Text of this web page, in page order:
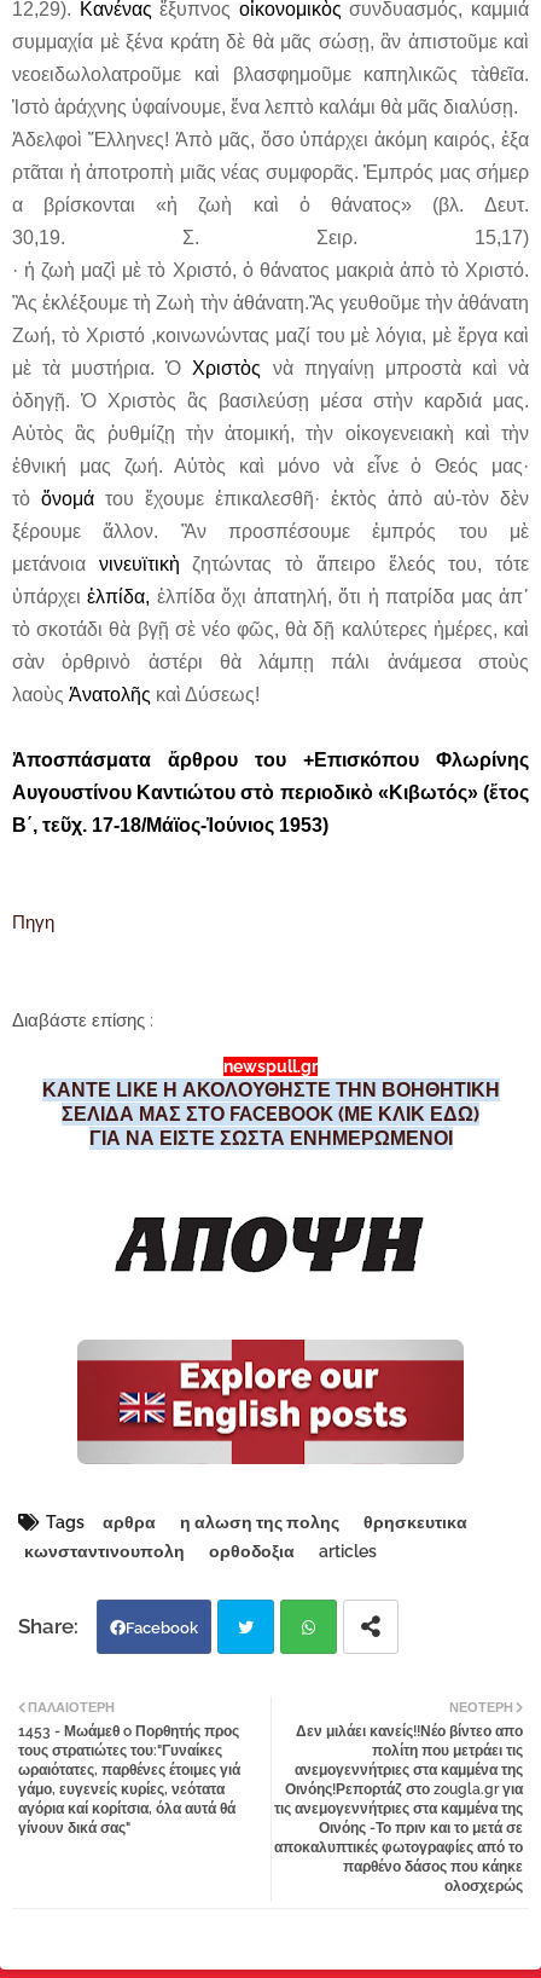
12,29). Κανένας ἔξυπνος οἰκονομικὸς συνδυασμός, καμμιά
συμμαχία μὲ ξένα κράτη δὲ θὰ μᾶς σώσῃ, ἂν ἀπιστοῦμε καὶ
νεοειδωλολατροῦμε καὶ βλασφημοῦμε καπηλικῶς τὰθεῖα.
Ἱστὸ ἀράχνης ὑφαίνουμε, ἕνα λεπτὸ καλάμι θὰ μᾶς διαλύσῃ.
Ἀδελφοὶ Ἕλληνες! Ἀπὸ μᾶς, ὅσο ὑπάρχει ἀκόμη καιρός, ἐξα
ρτᾶται ἡ ἀποτροπὴ μιᾶς νέας συμφορᾶς. Ἐμπρός μας σήμερ
α
βρίσκονται «ἡ ζωὴ καὶ ὁ θάνατος» (βλ. Δευτ.
30,19. Σ. Σειρ. 15,17)
· ἡ ζωὴ μαζὶ μὲ τὸ Χριστό, ὁ θάνατος μακριὰ ἀπὸ τὸ Χριστό.
Ἂς ἐκλέξουμε τὴ Ζωὴ τὴν ἀθάνατη.Ἂς γευθοῦμε τὴν ἀθάνατη
Ζωή, τὸ Χριστό ,κοινωνώντας μαζί του μὲ λόγια, μὲ ἔργα καὶ
μὲ τὰ μυστήρια. Ὁ Χριστὸς νὰ πηγαίνῃ μπροστὰ καὶ νὰ
ὁδηγῇ. Ὁ Χριστὸς ἂς βασιλεύσῃ μέσα στὴν καρδιά μας.
Αὐτὸς ἂς ῥυθμίζῃ τὴν ἀτομική, τὴν οἰκογενειακὴ καὶ τὴν
ἐθνική μας ζωή. Αὐτὸς καὶ μόνο νὰ εἶνε ὁ Θεός μας·
τὸ ὄνομά του ἔχουμε ἐπικαλεσθῆ· ἐκτὸς ἀπὸ αὐ-τὸν δὲν
ξέρουμε ἄλλον. Ἂν προσπέσουμε ἐμπρός του μὲ
μετάνοια νινευϊτικὴ ζητώντας τὸ ἄπειρο ἔλεός του, τότε
ὑπάρχειἐλπίδα, ἐλπίδα ὄχι ἀπατηλή, ὅτι ἡ πατρίδα μας ἀπ᾽
τὸ σκοτάδι θὰ βγῇ σὲ νέο φῶς, θὰ δῇ καλύτερες ἡμέρες, καὶ
σὰν ὀρθρινὸ ἀστέρι θὰ λάμπῃ πάλι ἀνάμεσα στοὺς
λαοὺς Ἀνατολῆς καὶ Δύσεως!
Ἀποσπάσματα ἄρθρου του +Επισκόπου Φλωρίνης
Αυγουστίνου Καντιώτου στὸ περιοδικὸ «Κιβωτός» (ἔτος
Β΄, τεῦχ. 17-18/Μάϊος-Ἰούνιος 1953)
Πηγη
Διαβάστε επίσης :
newspull.gr
ΚΑΝΤΕ LIKE Η ΑΚΟΛΟΥΘΗΣΤΕ ΤΗΝ ΒΟΗΘΗΤΙΚΗ
ΣΕΛΙΔΑ ΜΑΣ ΣΤΟ FACEBOOK (ΜΕ ΚΛΙΚ ΕΔΩ)
ΓΙΑ ΝΑ ΕΙΣΤΕ ΣΩΣΤΑ ΕΝΗΜΕΡΩΜΕΝΟΙ
Tags αρθρα η αλωση της πολης
θρησκευτικα
κωνσταντινουπολη
ορθοδοξια articles
Facebook
tter atsa
pp
ΝΕΌΤΕΡΗ
Δεν μιλάει κανείς!!Νέο βίντεο απο
πολίτη που μετράει τις
ανεμογεννήτριες στα καμμένα της
Οινόης!Ρεπορτάζ στο zougla.gr για
τις ανεμογεννήτριες στα καμμένα της
Οινόης -Το πριν και το μετά σε
αποκαλυπτικές φωτογραφίες από το
παρθένο δάσος που κάηκε
ολοσχερώς
ΠΑΛΑΙΌΤΕΡΗ
1453 - Μωάμεθ o Πορθητής προς
τους στρατιώτες του:"Γυναίκες
ωραιότατες, παρθένες έτοιμες γιά
γάμο, ευγενείς κυρίες, νεότατα
αγόρια καί κορίτσια, όλα αυτά θά
γίνουν δικά σας"